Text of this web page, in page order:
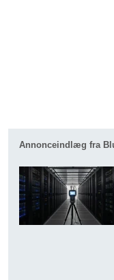
Annonceindlæg fra